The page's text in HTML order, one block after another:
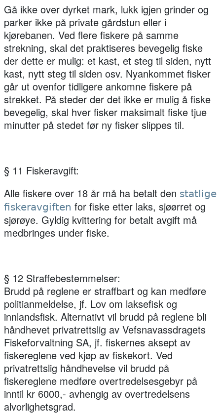
Gå ikke over dyrket mark, lukk igjen grinder og
parker ikke på private gårdstun eller i
kjørebanen. Ved flere fiskere på samme
strekning, skal det praktiseres bevegelig fiske
der dette er mulig: et kast, et steg til siden, nytt
kast, nytt steg til siden osv. Nyankommet fisker
går ut ovenfor tidligere ankomne fiskere på
strekket. På steder der det ikke er mulig å fiske
bevegelig, skal hver fisker maksimalt fiske tjue
minutter på stedet før ny fisker slippes til.
§ 11 Fiskeravgift:
Alle fiskere over 18 år må ha betalt den statlige
fiskeravgiften for fiske etter laks, sjøørret og
sjørøye. Gyldig kvittering for betalt avgift må
medbringes under fiske.
§ 12 Straffebestemmelser:
Brudd på reglene er straffbart og kan medføre
politianmeldelse, jf. Lov om laksefisk og
innlandsfisk. Alternativt vil brudd på reglene bli
håndhevet privatrettslig av Vefsnavassdragets
Fiskeforvaltning SA, jf. fiskernes aksept av
fiskereglene ved kjøp av fiskekort. Ved
privatrettslig håndhevelse vil brudd på
fiskereglene medføre overtredelsesgebyr på
inntil kr 6000,- avhengig av overtredelsens
alvorlighetsgrad.